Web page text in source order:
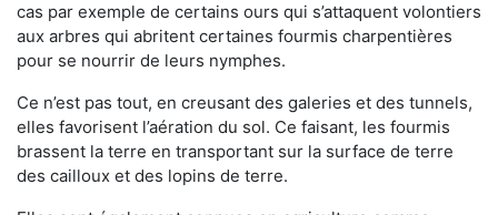
cas par exemple de certains ours qui s’attaquent volontiers
aux arbres qui abritent certaines fourmis charpentières
pour se nourrir de leurs nymphes.
Ce n’est pas tout, en creusant des galeries et des tunnels,
elles favorisent l’aération du sol. Ce faisant, les fourmis
brassent la terre en transportant sur la surface de terre
des cailloux et des lopins de terre.